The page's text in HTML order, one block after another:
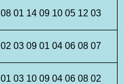
08 01 14 09 10 05 12 03
02 03 09 01 04 06 08 07
01 03 10 09 04 06 08 02